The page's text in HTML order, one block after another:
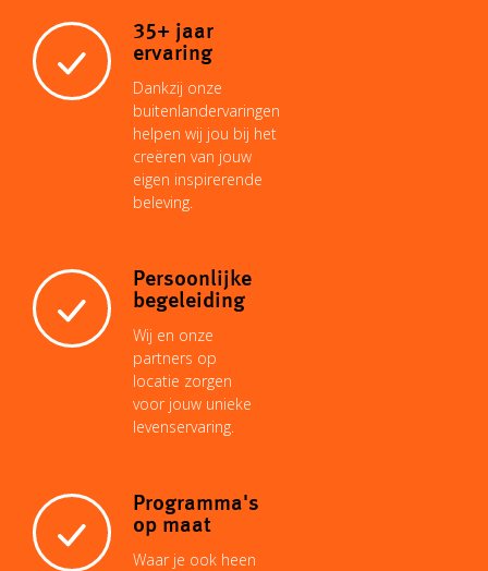
35+ jaar
ervaring
Dankzij onze
buitenlandervaringen
helpen wij jou bij het
creëren van jouw
eigen inspirerende
beleving.
Persoonlijke
begeleiding
Wij en onze
partners op
locatie zorgen
voor jouw unieke
levenservaring.
Programma's
op maat
Waar je ook heen